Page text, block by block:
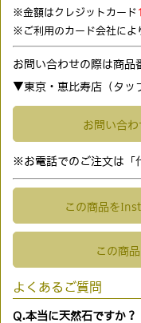
※金額はクレジットカード
※ご利用のカード会社によ
お問い合わせの際は商品
▼東京・恵比寿店（タッ
お問い合わ
※お電話でのご注文は「
この商品を
この商
よくあるご質問
Q.本当に天然石ですか？